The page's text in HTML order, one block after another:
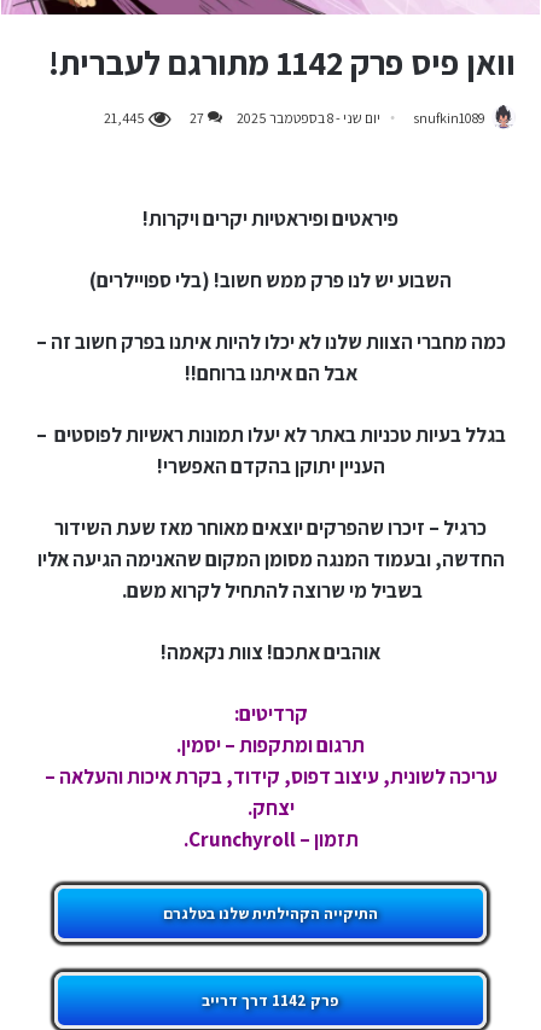
וואן פיס פרק 1142 מתורגם לעברית!
snufkin1089 יום שני - 8 בספטמבר 2025 27
21,445
פיראטים ופיראטיות יקרים ויקרות!
השבוע יש לנו פרק ממש חשוב! (בלי ספויילרים)
כמה מחברי הצוות שלנו לא יכלו להיות איתנו בפרק חשוב זה –
אבל הם איתנו ברוחם!!
בגלל בעיות טכניות באתר לא יעלו תמונות ראשיות לפוסטים –
העניין יתוקן בהקדם האפשרי!
כרגיל – זיכרו שהפרקים יוצאים מאוחר מאז שעת השידור
החדשה, ובעמוד המנגה מסומן המקום שהאנימה הגיעה אליו
בשביל מי שרוצה להתחיל לקרוא משם.
אוהבים אתכם! צוות נקאמה!
קרדיטים:
תרגום ומתקפות – יסמין.
עריכה לשונית, עיצוב דפוס, קידוד, בקרת איכות והעלאה –
יצחק.
תזמון – Crunchyroll.
התיקייה הקהילתית שלנו בטלגרם
פרק 1142 דרך דרייב